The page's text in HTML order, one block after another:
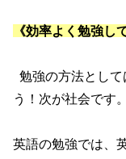
《効率よく勉強し
勉強の方法とし
う！次が社会です
英語の勉強では、